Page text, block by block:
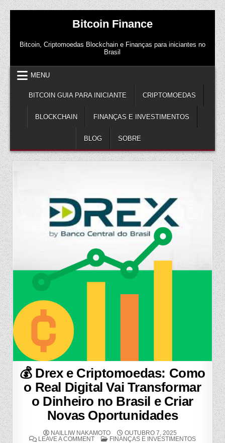
Skip
to
content
Bitcoin Finance
Bitcoin, Criptomoedas Blockchain e Finanças para iniciantes no
Brasil
MENU
BITCOIN GUIA PARA INICIANTE CRIPTOMOEDAS
BLOCKCHAIN FINANÇAS E INVESTIMENTOS
BLOG SOBRE
💰 Drex e Criptomoedas: Como
o Real Digital Vai Transformar
o Dinheiro no Brasil e Criar
Novas Oportunidades
NAILLIW NAKAMOTO
OUTUBRO 7, 2025
LEAVE A COMMENTON
POSTED
FINANÇAS E INVESTIMENTOS